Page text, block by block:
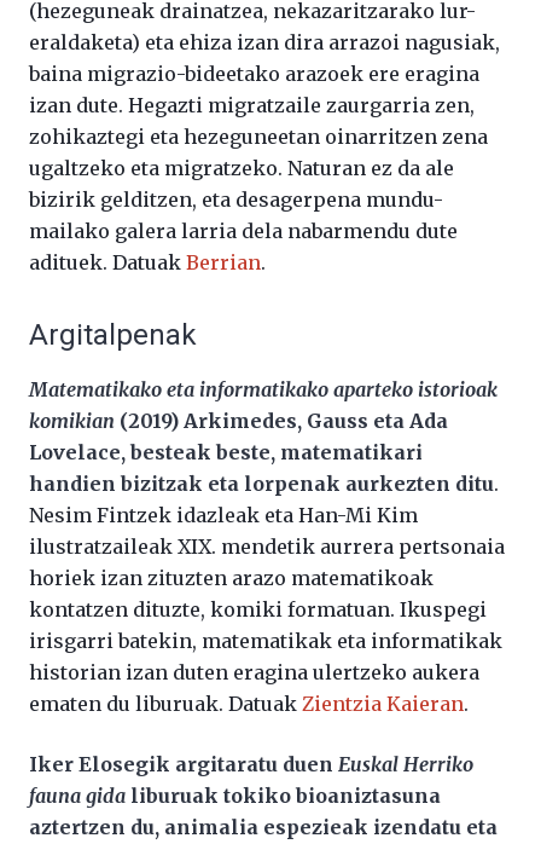
(hezeguneak drainatzea, nekazaritzarako lur-
eraldaketa) eta ehiza izan dira arrazoi nagusiak,
baina migrazio-bideetako arazoek ere eragina
izan dute. Hegazti migratzaile zaurgarria zen,
zohikaztegi eta hezeguneetan oinarritzen zena
ugaltzeko eta migratzeko. Naturan ez da ale
bizirik gelditzen, eta desagerpena mundu-
mailako galera larria dela nabarmendu dute
adituek. Datuak Berrian.
Argitalpenak
Matematikako eta informatikako aparteko istorioak
komikian (2019) Arkimedes, Gauss eta Ada
Lovelace, besteak beste, matematikari
handien bizitzak eta lorpenak aurkezten ditu.
Nesim Fintzek idazleak eta Han-Mi Kim
ilustratzaileak XIX. mendetik aurrera pertsonaia
horiek izan zituzten arazo matematikoak
kontatzen dituzte, komiki formatuan. Ikuspegi
irisgarri batekin, matematikak eta informatikak
historian izan duten eragina ulertzeko aukera
ematen du liburuak. Datuak Zientzia Kaieran.
Iker Elosegik argitaratu duen Euskal Herriko
fauna gida liburuak tokiko bioaniztasuna
aztertzen du, animalia espezieak izendatu eta